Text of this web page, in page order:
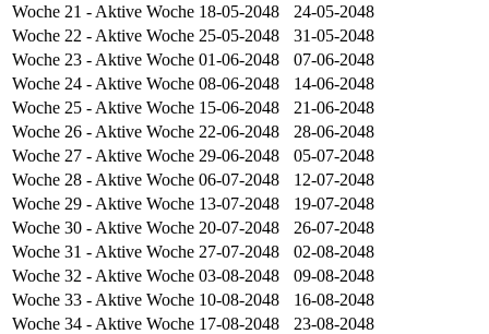
Woche 21 - Aktive Woche 18-05-2048
24-05-2048
Woche 22 - Aktive Woche 25-05-2048
31-05-2048
Woche 23 - Aktive Woche 01-06-2048
07-06-2048
Woche 24 - Aktive Woche 08-06-2048
14-06-2048
Woche 25 - Aktive Woche 15-06-2048
21-06-2048
Woche 26 - Aktive Woche 22-06-2048
28-06-2048
Woche 27 - Aktive Woche 29-06-2048
05-07-2048
Woche 28 - Aktive Woche 06-07-2048
12-07-2048
Woche 29 - Aktive Woche 13-07-2048
19-07-2048
Woche 30 - Aktive Woche 20-07-2048
26-07-2048
Woche 31 - Aktive Woche 27-07-2048
02-08-2048
Woche 32 - Aktive Woche 03-08-2048
09-08-2048
Woche 33 - Aktive Woche 10-08-2048
16-08-2048
Woche 34 - Aktive Woche 17-08-2048
23-08-2048